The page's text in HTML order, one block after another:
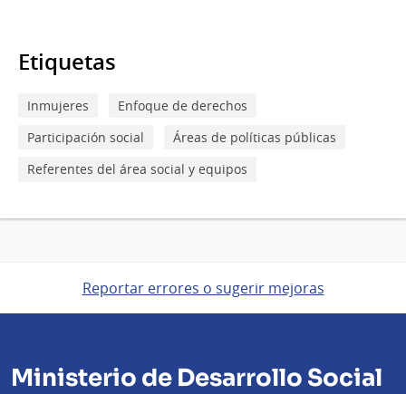
Etiquetas
Inmujeres
Enfoque de derechos
Participación social
Áreas de políticas públicas
Referentes del área social y equipos
Reportar errores o sugerir mejoras
Ministerio de Desarrollo Social